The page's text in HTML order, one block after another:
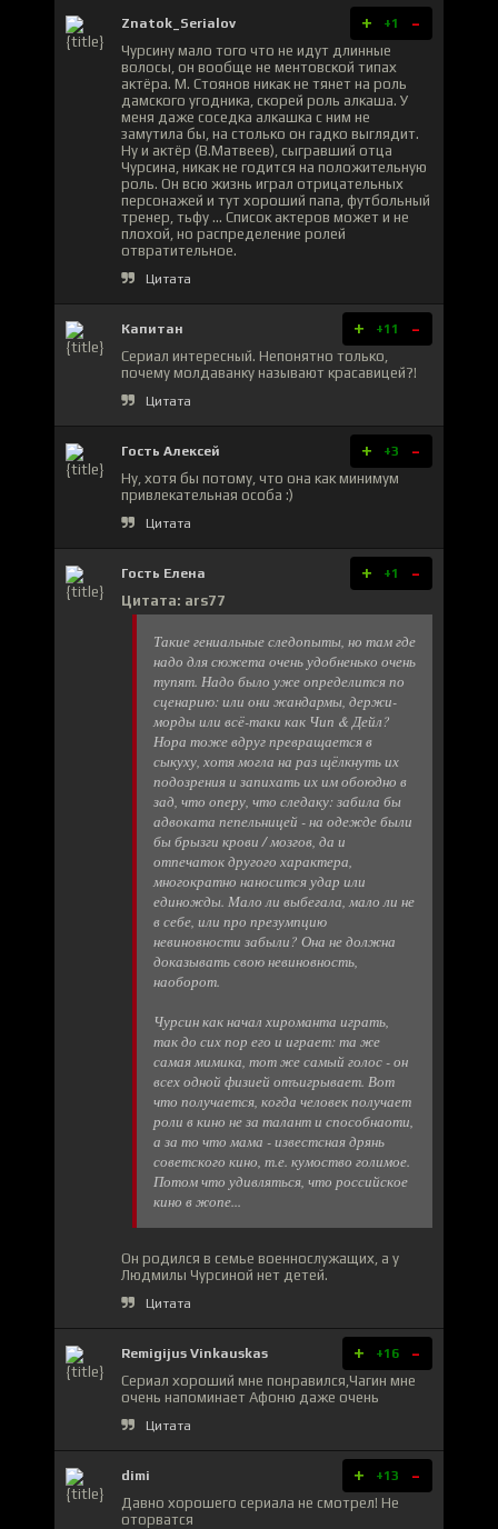
Znatok_Serialov + +1 -
Чурсину мало того что не идут длинные
волосы, он вообще не ментовской типах
актёра. М. Стоянов никак не тянет на роль
дамского угодника, скорей роль алкаша. У
меня даже соседка алкашка с ним не
замутила бы, на столько он гадко выглядит.
Ну и актёр (В.Матвеев), сыгравший отца
Чурсина, никак не годится на положительную
роль. Он всю жизнь играл отрицательных
персонажей и тут хороший папа, футбольный
тренер, тьфу ... Список актеров может и не
плохой, но распределение ролей
отвратительное.
Цитата
Капитан + +11 -
Сериал интересный. Непонятно только,
почему молдаванку называют красавицей?!
Цитата
Гость Алексей + +3 -
Ну, хотя бы потому, что она как минимум
привлекательная особа :)
Цитата
Гость Елена + +1 -
Цитата: ars77
Такие гениальные следопыты, но там где
надо для сюжета очень удобненько очень
тупят. Надо было уже определится по
сценарию: или они жандармы, держи-
морды или всё-таки как Чип & Дейл?
Нора тоже вдруг превращается в
сыкуху, хотя могла на раз щёлкнуть их
подозрения и запихать их им обоюдно в
зад, что оперу, что следаку: забила бы
адвоката пепельницей - на одежде были
бы брызги крови / мозгов, да и
отпечаток другого характера,
многократно наносится удар или
единожды. Мало ли выбегала, мало ли не
в себе, или про презумпцию
невиновности забыли? Она не должна
доказывать свою невиновность,
наоборот.
Чурсин как начал хироманта играть,
так до сих пор его и играет: та же
самая мимика, тот же самый голос - он
всех одной физией отъигрывает. Вот
что получaется, когда человек получает
роли в кино не за талант и способнаоти,
а за то что мама - известсная дрянь
советского кино, т.е. кумоство голимое.
Потом что удивляться, что российское
кино в жопе...
Он родился в семье военнослужащих, а у
Людмилы Чурсиной нет детей.
Цитата
Remigijus Vinkauskas + +16 -
Сериал хороший мне понравился,Чагин мне
очень напоминает Афоню даже очень
Цитата
dimi + +13 -
Давно хорошего сериала не смотрел! Не
оторватся